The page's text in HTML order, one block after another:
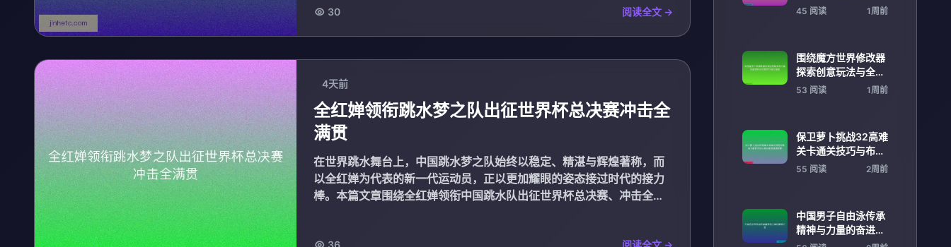
30 阅读全文 →
4天前
全红婵领衔跳水梦之队出征世界杯总决赛冲击全
满贯
在世界跳水舞台上，中国跳水梦之队始终以稳定、精湛与辉煌著称，而
以全红婵为代表的新一代运动员，正以更加耀眼的姿态接过时代的接力
棒。本篇文章围绕全红婵领衔中国跳水队出征世界杯总决赛、冲击全满
36 阅读全文 →
作新趋势解析发展前
45 阅读 1周前
围绕魔方世界修改器
探索创意玩法与全面
功能提升的深度应用
53 阅读 1周前
保卫萝卜挑战32高难
关卡通关技巧与布局
全解析实战心得分享
55 阅读 2周前
中国男子自由泳传承
精神与力量的奋进之
路